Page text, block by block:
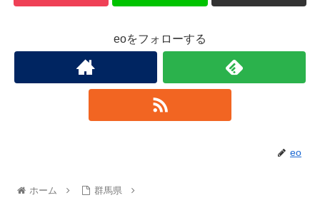
eoをフォローする
eo
ホーム 群馬県